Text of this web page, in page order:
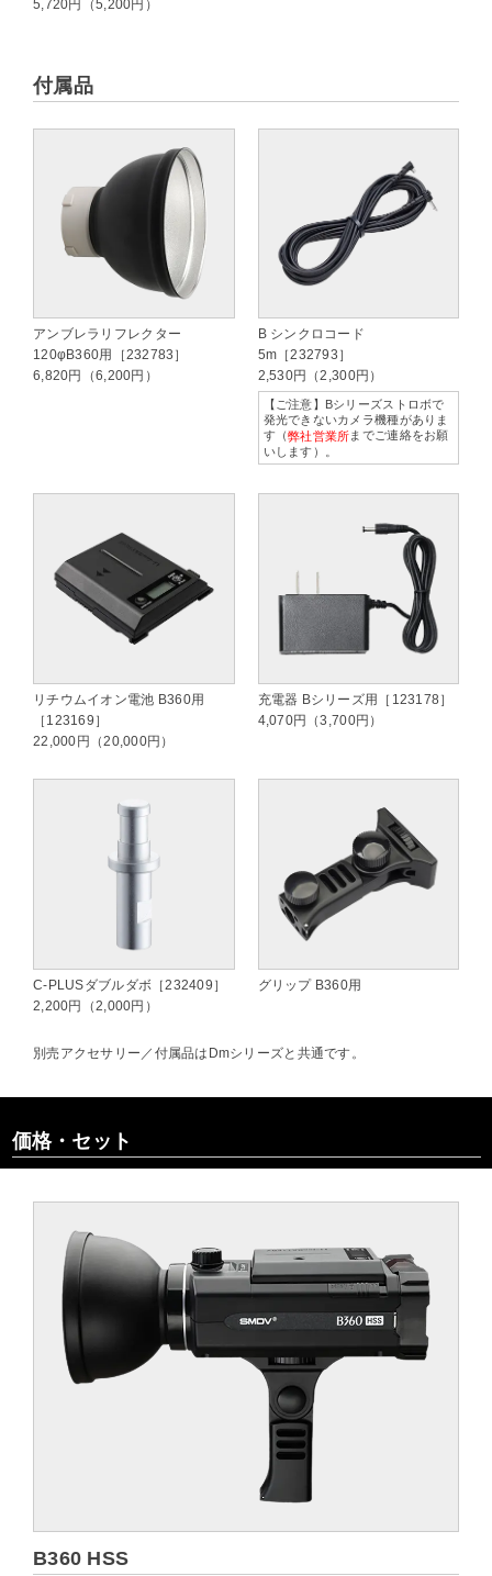
5,720円（5,200円）
付属品
アンブレラリフレクター
120φB360用［232783］
6,820円（6,200円）
B シンクロコード
5m［232793］
2,530円（2,300円）
【ご注意】Bシリーズストロボで
発光できないカメラ機種がありま
す（弊社営業所までご連絡をお願
いします）。
リチウムイオン電池 B360用
［123169］
22,000円（20,000円）
充電器 Bシリーズ用［123178］
4,070円（3,700円）
C-PLUSダブルダボ［232409］
2,200円（2,000円）
グリップ B360用
別売アクセサリー／付属品はDmシリーズと共通です。
価格・セット
B360 HSS